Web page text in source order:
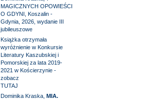
MAGICZNYCH OPOWIEŚCI
O GDYNI, Koszalin -
Gdynia, 2026, wydanie III
jubileuszowe
Książka otrzymała
wyróżnienie w Konkursie
Literatury Kaszubskiej i
Pomorskiej za lata 2019-
2021 w Kościerzynie -
zobacz
TUTAJ
Dominika Kraska, MIA.